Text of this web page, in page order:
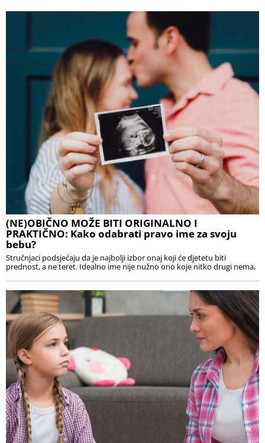
(NE)OBIČNO MOŽE BITI ORIGINALNO I
PRAKTIČNO: Kako odabrati pravo ime za svoju
bebu?
Stručnjaci podsjećaju da je najbolji izbor onaj koji će djetetu biti
prednost, a ne teret. Idealno ime nije nužno ono koje nitko drugi nema,